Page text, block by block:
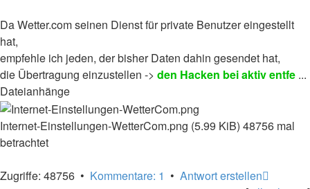
Da Wetter.com seinen Dienst für private Benutzer eingestellt
hat,
empfehle ich jeden, der bisher Daten dahin gesendet hat,
die Übertragung einzustellen -> den Hacken bei aktiv entfe ...
Dateianhänge
Internet-Einstellungen-WetterCom.png (5.99 KiB) 48756 mal
betrachtet
Zugriffe: 48756 • Kommentare: 1 • Antwort erstellen